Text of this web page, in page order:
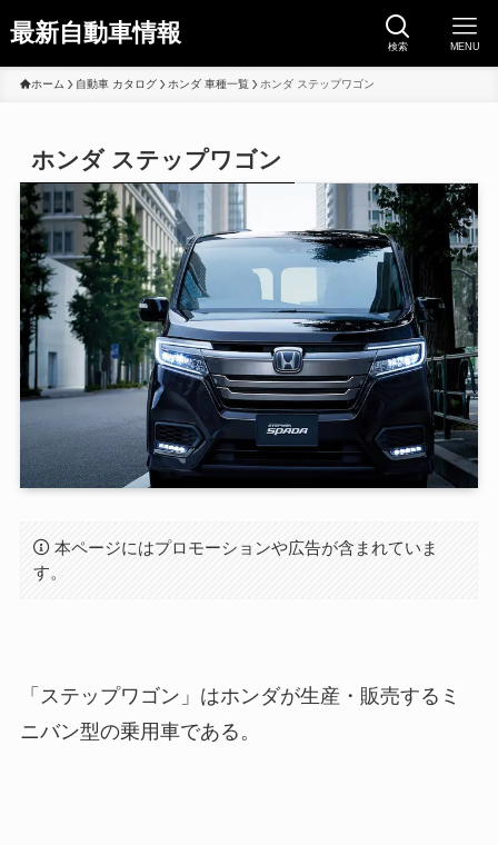
最新自動車情報 検索 MENU
ホーム 自動車 カタログ ホンダ 車種一覧 ホンダ ステップワゴン
ホンダ ステップワゴン
本ページにはプロモーションや広告が含まれていま
す。
「ステップワゴン」はホンダが生産・販売するミ
ニバン型の乗用車である。